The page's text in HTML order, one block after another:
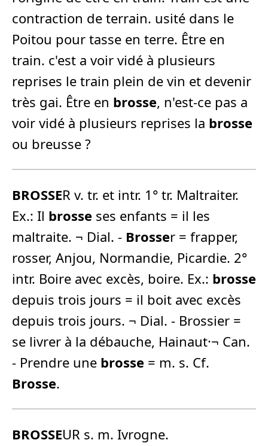
contraction de terrain. usité dans le
Poitou pour tasse en terre. Être en
train. c'est a voir vidé à plusieurs
reprises le train plein de vin et devenir
très gai. Être en brosse, n'est-ce pas a
voir vidé à plusieurs reprises la brosse
ou breusse ?
BROSSER v. tr. et intr. 1° tr. Maltraiter.
Ex.: Il brosse ses enfants = il les
maltraite. ¬ Dial. - Brosser = frapper,
rosser, Anjou, Normandie, Picardie. 2°
intr. Boire avec excès, boire. Ex.: brosse
depuis trois jours = il boit avec excès
depuis trois jours. ¬ Dial. - Brossier =
se livrer à la débauche, Hainaut·¬ Can.
- Prendre une brosse = m. s. Cf.
Brosse.
BROSSEUR s. m. Ivrogne.